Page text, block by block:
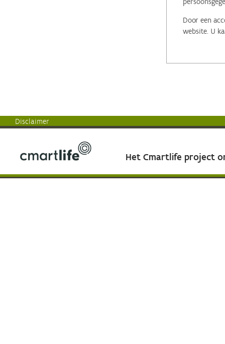
Door een
website. U
Disclaimer
Het Cmartlife project